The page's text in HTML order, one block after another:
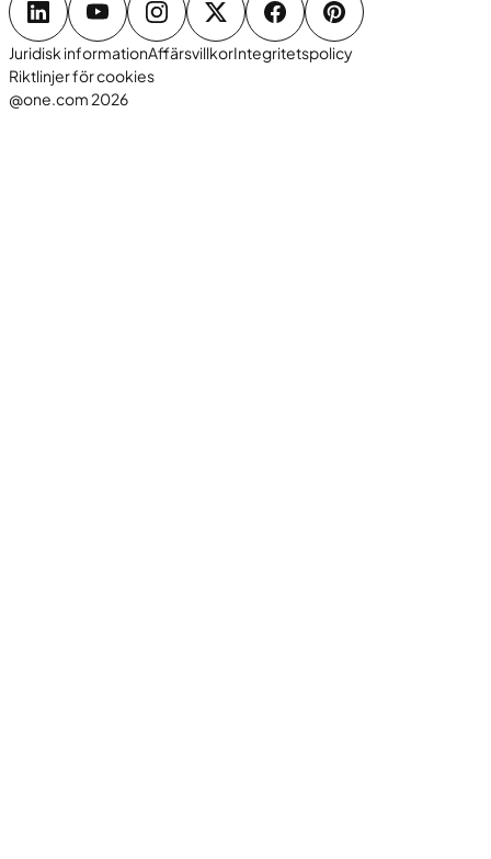
Juridisk informationAffärsvillkorIntegritetspolicy
Riktlinjer för cookies
@one.com 2026